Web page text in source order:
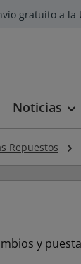
gratuito a la
Noticias
Repuestos
y